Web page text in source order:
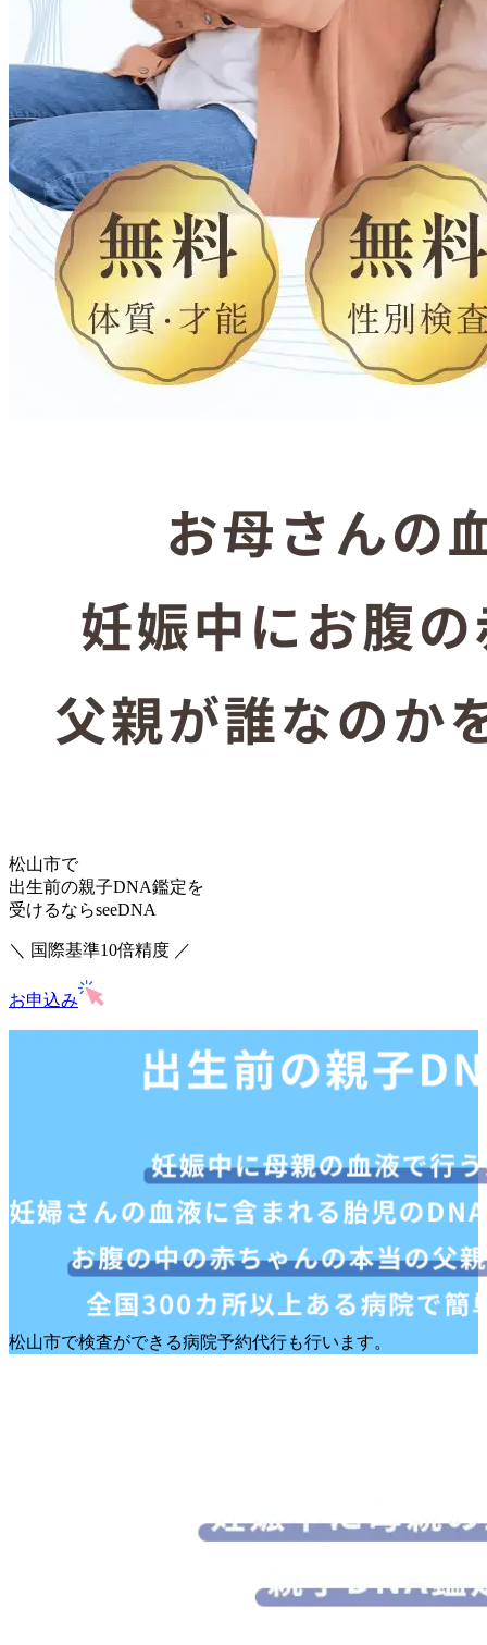
松山市で
出生前の親子DNA鑑定を
受けるならseeDNA
＼ 国際基準10倍精度 ／
お申込み
松山市で検査ができる病院予約代行も行います。